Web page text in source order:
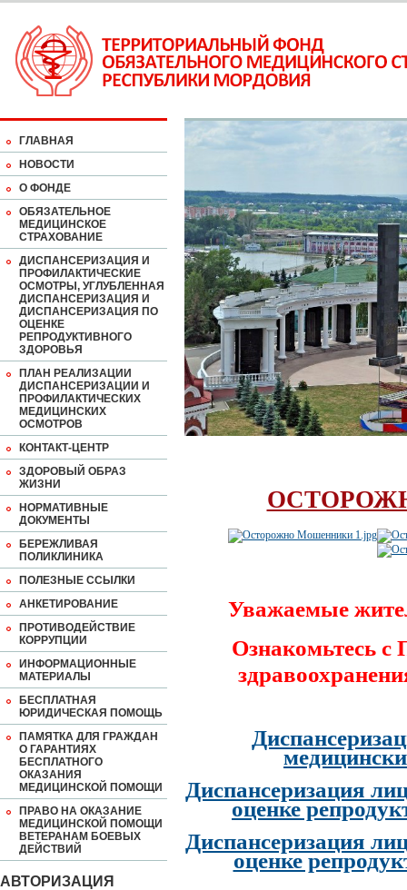
ГЛАВНАЯ
НОВОСТИ
О ФОНДЕ
ОБЯЗАТЕЛЬНОЕ
МЕДИЦИНСКОЕ
СТРАХОВАНИЕ
ДИСПАНСЕРИЗАЦИЯ И
ПРОФИЛАКТИЧЕСКИЕ
ОСМОТРЫ, УГЛУБЛЕННАЯ
ДИСПАНСЕРИЗАЦИЯ И
ДИСПАНСЕРИЗАЦИЯ ПО
ОЦЕНКЕ
РЕПРОДУКТИВНОГО
ЗДОРОВЬЯ
ПЛАН РЕАЛИЗАЦИИ
ДИСПАНСЕРИЗАЦИИ И
ПРОФИЛАКТИЧЕСКИХ
МЕДИЦИНСКИХ
ОСМОТРОВ
КОНТАКТ-ЦЕНТР
ЗДОРОВЫЙ ОБРАЗ
ЖИЗНИ
НОРМАТИВНЫЕ
ДОКУМЕНТЫ
БЕРЕЖЛИВАЯ
ПОЛИКЛИНИКА
ПОЛЕЗНЫЕ ССЫЛКИ
АНКЕТИРОВАНИЕ
ПРОТИВОДЕЙСТВИЕ
КОРРУПЦИИ
ИНФОРМАЦИОННЫЕ
МАТЕРИАЛЫ
БЕСПЛАТНАЯ
ЮРИДИЧЕСКАЯ ПОМОЩЬ
ПАМЯТКА ДЛЯ ГРАЖДАН
О ГАРАНТИЯХ
БЕСПЛАТНОГО
ОКАЗАНИЯ
МЕДИЦИНСКОЙ ПОМОЩИ
ПРАВО НА ОКАЗАНИЕ
МЕДИЦИНСКОЙ ПОМОЩИ
ВЕТЕРАНАМ БОЕВЫХ
ДЕЙСТВИЙ
АВТОРИЗАЦИЯ
Уважаемые
Ознакомьтесь
Диспансеризация
оценке
Диспансеризация
оценке